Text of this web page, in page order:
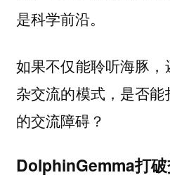
是科学前沿。
如果不仅能聆听海豚
杂交流的模式，是否
的交流障碍？
DolphinGemma打